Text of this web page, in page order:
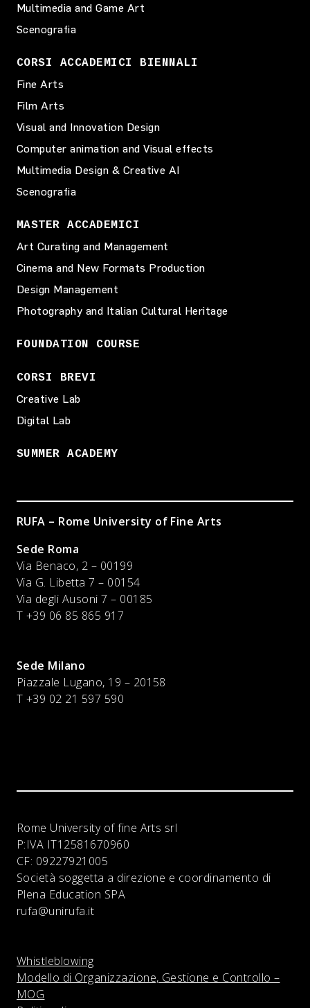
Multimedia and Game Art
Scenografia
CORSI ACCADEMICI BIENNALI
Fine Arts
Film Arts
Visual and Innovation Design
Computer animation and Visual effects
Multimedia Design & Creative AI
Scenografia
MASTER ACCADEMICI
Art Curating and Management
Cinema and New Formats Production
Design Management
Photography and Italian Cultural Heritage
FOUNDATION COURSE
CORSI BREVI
Creative Lab
Digital Lab
SUMMER ACADEMY
RUFA – Rome University of Fine Arts
Sede Roma
Via Benaco, 2 – 00199
Via G. Libetta 7 – 00154
Via degli Ausoni 7 – 00185
T +39 06 85 865 917
Sede Milano
Piazzale Lugano, 19 – 20158
T +39 02 21 597 590
Rome University of fine Arts srl
P:IVA IT12581670960
CF: 09227921005
Società soggetta a direzione e coordinamento di
Plena Education SPA
rufa@unirufa.it
Whistleblowing
Modello di Organizzazione, Gestione e Controllo –
MOG